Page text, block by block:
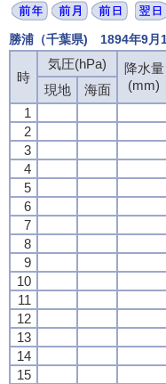
勝浦（千葉県) 1894年9月
時
気圧(hPa)
降水量
(mm)
現地
海面
1
2
3
4
5
6
7
8
9
10
11
12
13
14
15